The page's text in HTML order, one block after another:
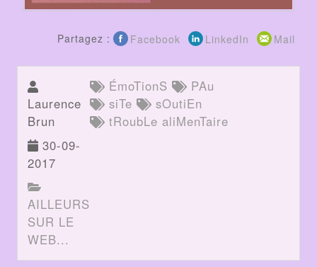
Partagez : Facebook LinkedIn Mail
Laurence
Brun
30-09-
2017
AILLEURS
SUR LE
WEB...
ÉmoTionS
PAu
siTe
sOutiEn
tRoubLe aliMenTaire